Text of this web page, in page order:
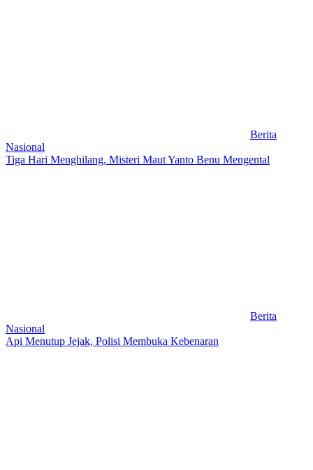
Berita
Nasional
Tiga Hari Menghilang, Misteri Maut Yanto Benu Mengental
Berita
Nasional
Api Menutup Jejak, Polisi Membuka Kebenaran